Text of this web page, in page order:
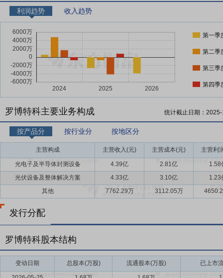
利润趋势 收入趋势
第一季
第二季
第三季
第四季
罗博特科主要业务构成 统计截止日期：
按产品分 按行业分 按地区分
主营构成 主营收入(元) 主营成本(元) 主营利
光电子及半导体封测设备 4.39亿 2.81亿
1.58
光伏设备及整体解决方案
4.33亿 3.10亿
1.23
其他
7762.29万 3112.05万
发行分配
罗博特科股本结构
变动日期 总股本(万股) 流通股本(万股) 已上市